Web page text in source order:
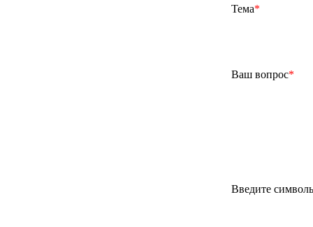
Тема*
Ваш вопрос*
Введите